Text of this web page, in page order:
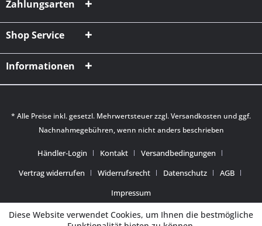
Zahlungsarten
Shop Service
Informationen
* Alle Preise inkl. gesetzl. Mehrwertsteuer zzgl.Versandkosten und ggf.
Nachnahmegebühren, wenn nicht anders beschrieben
Händler-Login Kontakt
Versandbedingungen
Vertrag widerrufen
Widerrufsrecht Datenschutz
AGB
Impressum
Diese Website verwendet Cookies, um Ihnen die bestmögliche